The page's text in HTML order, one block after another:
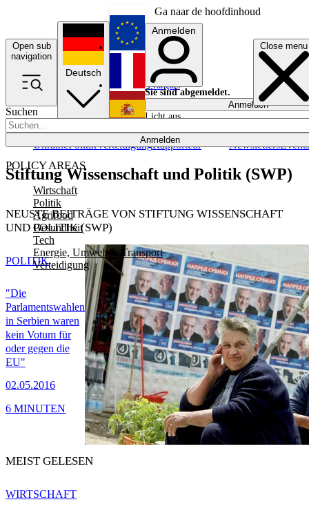
Ga naar de hoofdinhoud
Open sub
navigation
Close menu
Suchen
Anmelden
POLICY AREAS
Wirtschaft
Politik
Agrifood
Gesundheit
Tech
Energie, Umwelt & Transport
Verteidigung
UkrainePolitikVerteidigungRapporteur NewslettersEvents
Deutsch
English
Français
Anmelden
Sie sind abgemeldet.
Anmelden
Licht aus
Stiftung Wissenschaft und Politik (SWP)
NEUSTE BEITRÄGE VON STIFTUNG WISSENSCHAFT
UND POLITIK (SWP)
"Die
Parlamentswahlen
in Serbien waren
kein Votum für
oder gegen die
EU"
02.05.2016
POLITIK
6 MINUTEN
MEIST GELESEN
WIRTSCHAFT